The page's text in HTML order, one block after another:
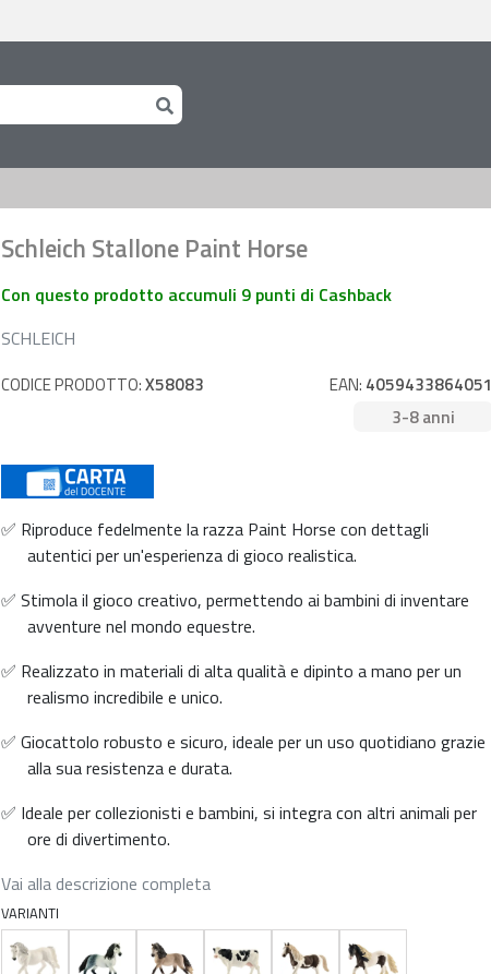
Schleich Stallone Paint Horse
Con questo prodotto accumuli 9 punti di Cashback
SCHLEICH
CODICE PRODOTTO:X58083 EAN: 4059433864051
3-8 anni
✅ Riproduce fedelmente la razza Paint Horse con dettagli
autentici per un'esperienza di gioco realistica.
✅ Stimola il gioco creativo, permettendo ai bambini di inventare
avventure nel mondo equestre.
✅ Realizzato in materiali di alta qualità e dipinto a mano per un
realismo incredibile e unico.
✅ Giocattolo robusto e sicuro, ideale per un uso quotidiano grazie
alla sua resistenza e durata.
✅ Ideale per collezionisti e bambini, si integra con altri animali per
ore di divertimento.
Vai alla descrizione completa
VARIANTI